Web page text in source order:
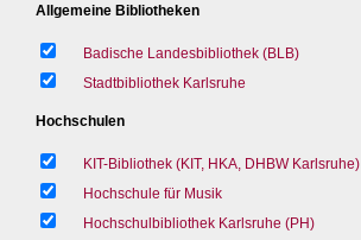
Allgemeine Bibliotheken
Badische Landesbibliothek (BLB)
Stadtbibliothek Karlsruhe
Hochschulen
KIT-Bibliothek (KIT, HKA, DHBW Karlsruhe)
Hochschule für Musik
Hochschulbibliothek Karlsruhe (PH)